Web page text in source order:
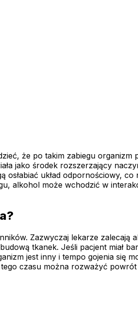
że po takim zabiegu
jako środek rozszerzający
układ odpornościowy,
alkohol może wchodzić w
Zazwyczaj lekarze zalecają
tkanek. Jeśli pacjent miał
jest inny i tempo gojenia się
czasu można rozważyć